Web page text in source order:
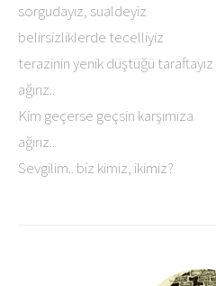
sorgudayız, sualdeyiz
belirsizliklerde tecelliyiz
terazinin yenik düştüğü taraftayız
ağırız..
Kim geçerse geçsin karşımıza
ağırız..
Sevgilim.. biz kimiz, ikimiz?